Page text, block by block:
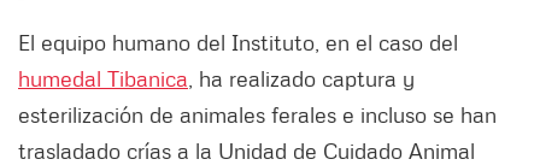
El equipo humano del Instituto, en el caso del
humedal Tibanica , ha realizado captura y
esterilización de animales ferales e incluso se han
trasladado crías a la Unidad de Cuidado Animal